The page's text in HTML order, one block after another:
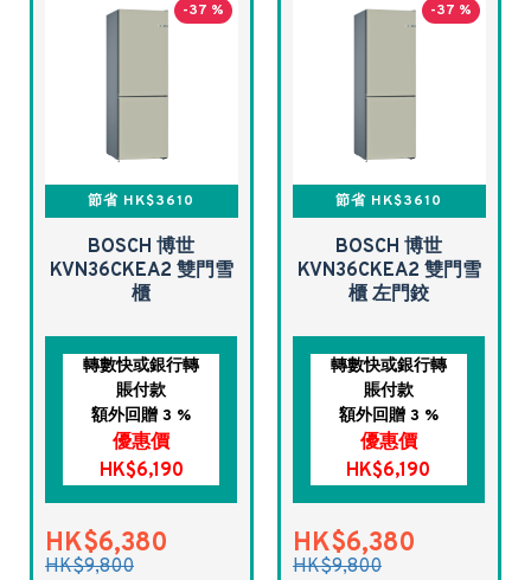
-37 %
節省 HK$3610
BOSCH 博世
KVN36CKEA2 雙門雪
櫃
轉數快或銀行轉
賬付款
額外回贈 3 %
優惠價
HK$6,190
HK$6,380
HK$9,800
-37 %
節省 HK$3610
BOSCH 博世
KVN36CKEA2 雙門雪
櫃 左門鉸
轉數快或銀行轉
賬付款
額外回贈 3 %
優惠價
HK$6,190
HK$6,380
HK$9,800